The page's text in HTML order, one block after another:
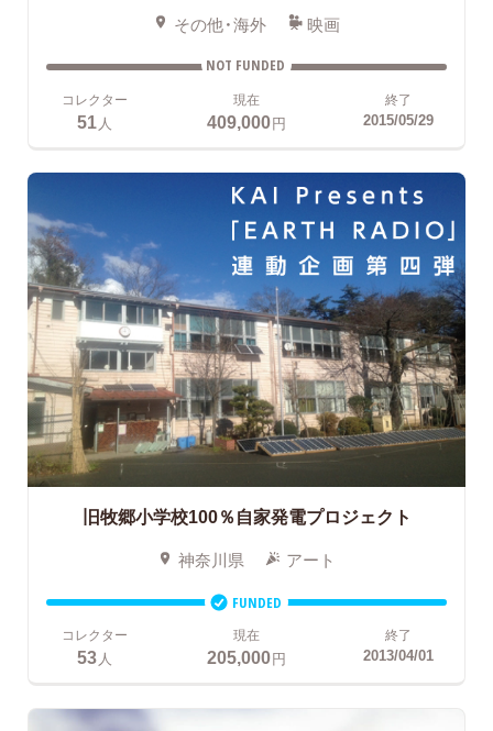
その他・海外 映画
NOT FUNDED
コレクター
51 人
現在
409,000円
終了
2015/05/29
旧牧郷小学校100％自家発電プロジェクト
神奈川県 アート
FUNDED
コレクター
53人
現在
205,000円
終了
2013/04/01